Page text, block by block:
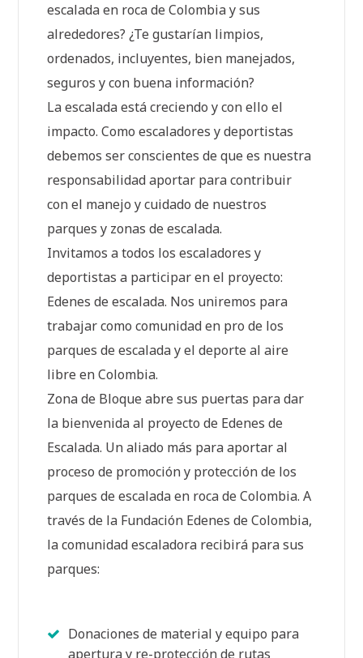
escalada en roca de Colombia y sus
alrededores? ¿Te gustarían limpios,
ordenados, incluyentes, bien manejados,
seguros y con buena información?
La escalada está creciendo y con ello el
impacto. Como escaladores y deportistas
debemos ser conscientes de que es nuestra
responsabilidad aportar para contribuir
con el manejo y cuidado de nuestros
parques y zonas de escalada.
Invitamos a todos los escaladores y
deportistas a participar en el proyecto:
Edenes de escalada. Nos uniremos para
trabajar como comunidad en pro de los
parques de escalada y el deporte al aire
libre en Colombia.
Zona de Bloque abre sus puertas para dar
la bienvenida al proyecto de Edenes de
Escalada. Un aliado más para aportar al
proceso de promoción y protección de los
parques de escalada en roca de Colombia. A
través de la Fundación Edenes de Colombia,
la comunidad escaladora recibirá para sus
parques:
Donaciones de material y equipo para
apertura y re-protección de rutas